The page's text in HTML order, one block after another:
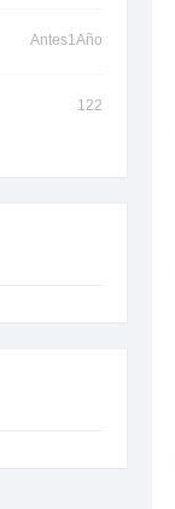
Antes1Año
122